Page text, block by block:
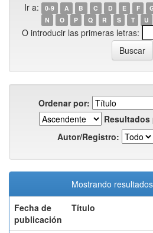
Ir a: 0-9 A B C D E F
N
O P Q R S T U
O introducir las primeras letras:
Ordenar por:
Autor/Registro:
Mostrando
Fecha de
publicación
Título